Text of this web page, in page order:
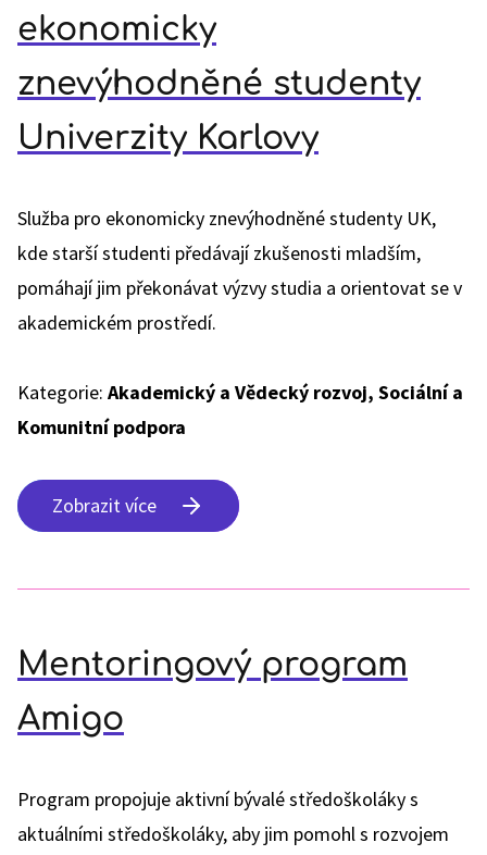
ekonomicky
znevýhodněné studenty
Univerzity Karlovy
Služba pro ekonomicky znevýhodněné studenty UK,
kde starší studenti předávají zkušenosti mladším,
pomáhají jim překonávat výzvy studia a orientovat se v
akademickém prostředí.
Kategorie: Akademický a Vědecký rozvoj, Sociální a
Komunitní podpora
Zobrazit více
Mentoringový program
Amigo
Program propojuje aktivní bývalé středoškoláky s
aktuálními středoškoláky, aby jim pomohl s rozvojem